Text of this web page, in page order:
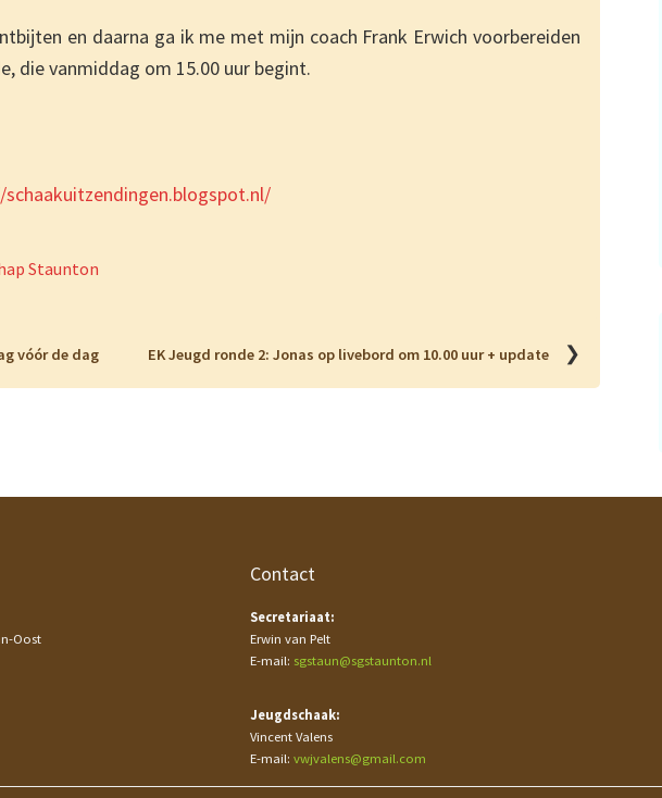
en daarna ga ik me met mijn coach Frank Erwich voorbereiden
die vanmiddag om 15.00 uur begint.
Staunton
vóór de dag EK Jeugd ronde 2: Jonas op livebord om 10.00 uur + update ❯
Oost
Contact
Secretariaat:
Erwin van Pelt
E-mail: sgstaun@sgstaunton.nl
Jeugdschaak:
Vincent Valens
E-mail: vwjvalens@gmail.com